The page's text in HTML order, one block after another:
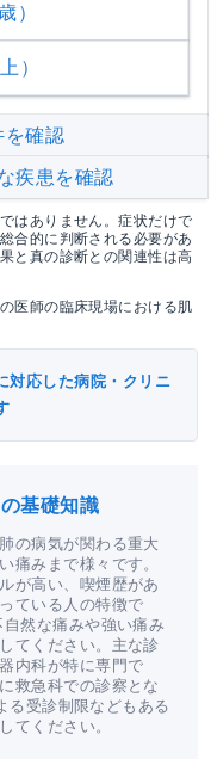
）
）
確認
疾患を確認
はありません。症状だけで
合的に判断される必要があ
と真の診断との関連性は高
医師の臨床現場における肌
対応した病院・クリニ
基礎知識
の病気が関わる重大
痛みまで様々です。
が高い、喫煙歴があ
ている人の特徴で
然な痛みや強い痛み
てください。主な診
内科が特に専門で
救急科での診察とな
る受診制限などもある
てください。